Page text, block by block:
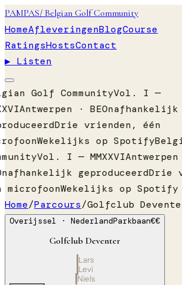
PAMPAS/ Belgian Golf Community
HomeAfleveringenBlogCourse
RatingsHostsContact
▶ Listen
Golf CommunityVol. I —
Antwerpen · BEOnafhankelijk
Drie vrienden, één
Wekelijks op Spotify
Vol. I — MMXXVIAntwerpen
geproduceerdDrie
microfoonWekelijks op Spotify
Home/Parcours/Golfclub
Overijssel · NederlandParkbaan€€
Golfclub Deventer
Lars
Levi
Niels